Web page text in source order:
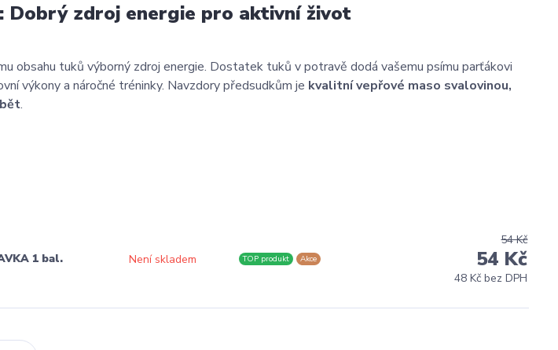
Dobrý zdroj energie pro aktivní život
obsahu tuků výborný zdroj energie. Dostatek tuků v potravě dodá vašemu psímu parťákovi
výkony a náročné tréninky. Navzdory předsudkům je kvalitní vepřové maso svalovinou,
.
1 bal. Není skladem TOP produkt Akce
54 Kč
54 Kč
48 Kč bez DPH